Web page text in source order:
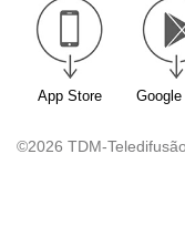
App Store
©2026 TDM-